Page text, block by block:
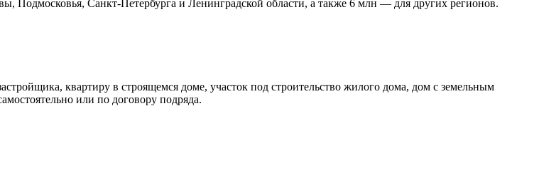
Санкт-Петербурга и Ленинградской области, а также 6 млн — для других регионов.
квартиру в строящемся доме, участок под строительство жилого дома, дом с земельным
или по договору подряда.